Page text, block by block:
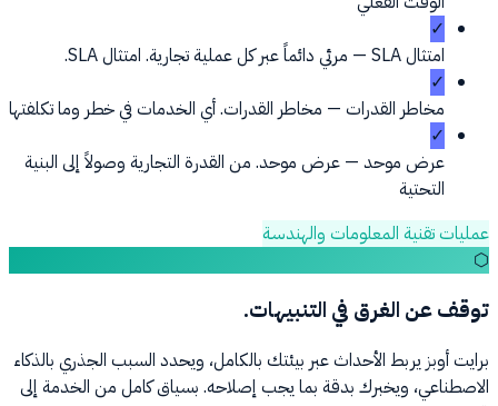
✓
امتثال SLA
— مرئي دائماً عبر كل عملية تجارية. امتثال SLA.
✓
مخاطر القدرات — مخاطر القدرات. أي الخدمات في خطر وما تكلفتها
✓
عرض موحد — عرض موحد. من القدرة التجارية وصولاً إلى البنية
التحتية
عمليات تقنية المعلومات والهندسة
⬡
توقف عن الغرق في التنبيهات.
برايت أوبز يربط الأحداث عبر بيئتك بالكامل، ويحدد السبب الجذري بالذكاء
الاصطناعي، ويخبرك بدقة بما يجب إصلاحه. بسياق كامل من الخدمة إلى